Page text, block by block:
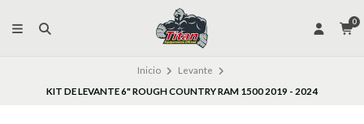
0
Inicio
Levante
KIT DE LEVANTE 6" ROUGH COUNTRY RAM 1500 2019 - 2024